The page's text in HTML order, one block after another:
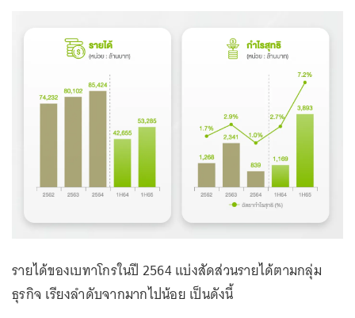
รายได้ของเบทาโกรในปี 2564 แบ่งสัดส่วนรายได้ตามกลุ่ม
ธุรกิจ เรียงลำดับจากมากไปน้อย เป็นดังนี้